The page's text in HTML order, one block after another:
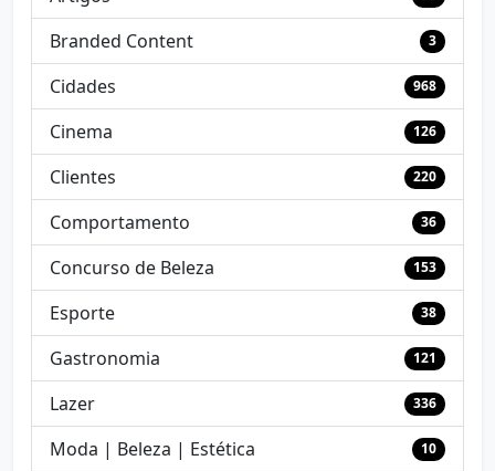
Branded Content 3
Cidades 968
Cinema 126
Clientes 220
Comportamento 36
Concurso de Beleza 153
Esporte 38
Gastronomia 121
Lazer 336
Moda | Beleza | Estética 10